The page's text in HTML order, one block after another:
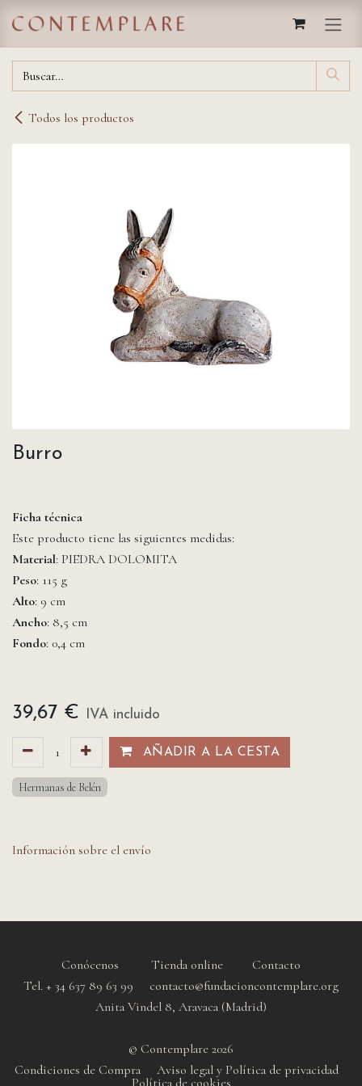
Todos los productos
Burro
Ficha técnica
Este producto tiene las siguientes medidas:
Material: PIEDRA DOLOMITA
Peso: 115 g
Alto: 9 cm
Ancho: 8,5 cm
Fondo: 0,4 cm
39,67 € IVA incluido
AÑADIR A LA CESTA​​
Hermanas de Belén
Información sobre el envío
Conócenos Tienda online
Contacto
Tel. + 34 637 89 63 99 contacto@fundacioncontemplare.org
Anita Vindel 8, Aravaca (Madrid)
© Contemplare 2026
Condiciones de Compra
Aviso legal y Política de privacidad